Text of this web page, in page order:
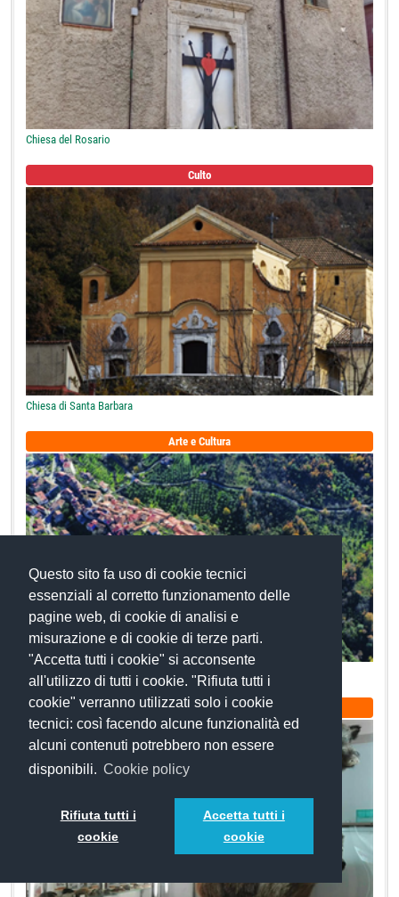
Questo sito fa uso di cookie tecnici
essenziali al corretto funzionamento delle
pagine web, di cookie di analisi e
misurazione e di cookie di terze parti.
"Accetta tutti i cookie" si acconsente
all'utilizzo di tutti i cookie. "Rifiuta tutti i
cookie" verranno utilizzati solo i cookie
tecnici: così facendo alcune funzionalità ed
alcuni contenuti potrebbero non essere
disponibili. Cookie policy
Rifiuta tutti i
cookie
Accetta tutti i
cookie
Chiesa del Rosario
Culto
Chiesa di Santa Barbara
Arte e Cultura
Centro storico
Arte e Cultura